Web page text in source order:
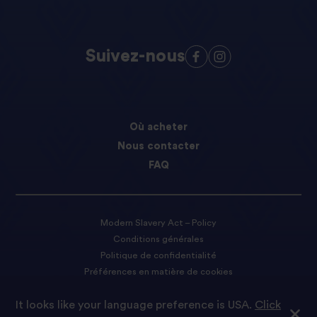
Suivez-nous
Où acheter
Nous contacter
FAQ
Modern Slavery Act – Policy
Conditions générales
Politique de confidentialité
Préférences en matière de cookies
© 2021 Tilda Rice Nous sommes fiers de faire partie du groupe
It looks like your language preference is USA. Click